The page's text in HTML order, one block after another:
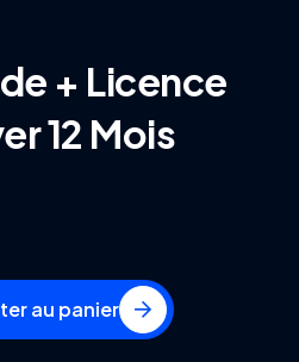
+ Licence
12 Mois
au panier